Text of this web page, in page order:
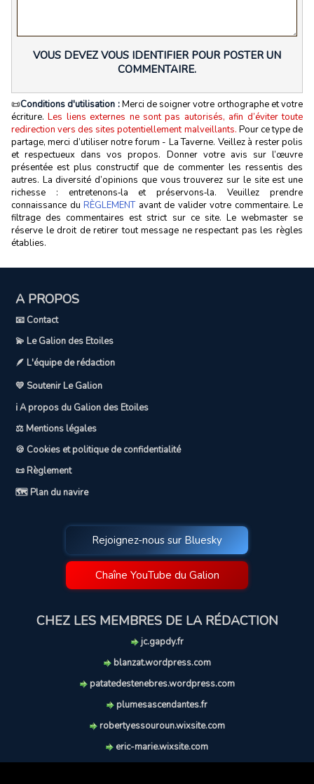
VOUS DEVEZ VOUS IDENTIFIER POUR POSTER UN
COMMENTAIRE.
📜Conditions d'utilisation :Merci de soigner votre orthographe et votre
écriture.Les liens externes ne sont pas autorisés, afin d’éviter toute
redirection vers des sites potentiellement malveillants. Pour ce type de
partage, merci d’utiliser notre forum - La Taverne. Veillez à rester polis
et respectueux dans vos propos. Donner votre avis sur l’œuvre
présentée est plus constructif que de commenter les ressentis des
autres. La diversité d’opinions que vous trouverez sur le site est une
richesse : entretenons‑la et préservons‑la. Veuillez prendre
connaissance du RÈGLEMENTavant de valider votre commentaire. Le
filtrage des commentaires est strict sur ce site. Le webmaster se
réserve le droit de retirer tout message ne respectant pas les règles
établies.
A PROPOS
📧 Contact
💫 Le Galion des Etoiles
🪶 L'équipe de rédaction
💛 Soutenir Le Galion
ℹ️ A propos du Galion des Etoiles
⚖️ Mentions légales
🍪 Cookies et politique de confidentialité
📜 Règlement
🗺️ Plan du navire
Rejoignez-nous sur Bluesky
Chaîne YouTube du Galion
CHEZ LES MEMBRES DE LA RÉDACTION
jc.gapdy.fr
blanzat.wordpress.com
patatedestenebres.wordpress.com
plumesascendantes.fr
robertyessouroun.wixsite.com
eric-marie.wixsite.com